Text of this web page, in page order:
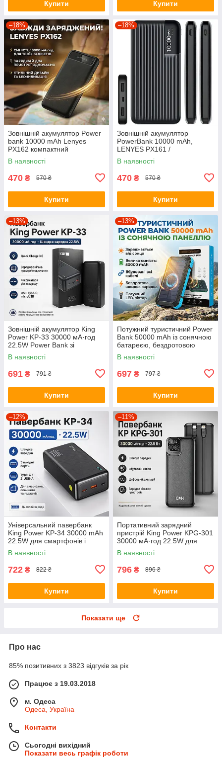
Купити Купити
–18%
Зовнішній акумулятор Power
bank 10000 mAh Lenyes
PX162 компактний
універсальний на 2 входи
Чорний
В наявності
470 ₴ 570 ₴
Купити
–18%
Зовнішній акумулятор
PowerBank 10000 mAh,
LENYES PX161 /
Портативний акумулятор /
Повербанк для телефона /
В наявності
470 ₴ 570 ₴
Купити
–13%
Зовнішній акумулятор King
Power KP-33 30000 мА·год
22.5W Power Bank зі
швидкою зарядкою
В наявності
691 ₴ 791 ₴
Купити
–13%
Потужний туристичний Power
Bank 50000 mAh із сонячною
батареєю, бездротовою
зарядкою і 4 вбудованими
кабелями (Fast Charge
В наявності
697 ₴ 797 ₴
Купити
–12%
Універсальний павербанк
King Power KP-34 30000 mAh
22.5W для смартфонів і
гаджетів
В наявності
722 ₴ 822 ₴
Купити
–11%
Портативний зарядний
пристрій King Power KPG-301
30000 мА·год 22.5W для
подорожей та щоденного
використання
В наявності
796 ₴ 896 ₴
Купити
Показати ще
Про нас
85% позитивних з 3823 відгуків за рік
Працює з 19.03.2018
м. Одеса
Одеса, Україна
Контакти
Сьогодні вихідний
Показати весь графік роботи